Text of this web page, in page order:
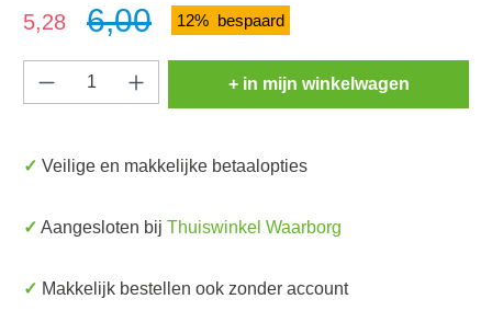
Verkoopprijs:
5,28 6,00 12% bespaard
Producthoeveelheid: Voer de gewenste
+ in mijn winkelwagen
✓ Veilige en makkelijke betaalopties
✓ Aangesloten bij Thuiswinkel Waarborg
✓ Makkelijk bestellen ook zonder account